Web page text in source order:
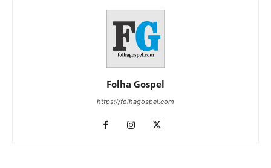
Folha Gospel
https://folhagospel.com